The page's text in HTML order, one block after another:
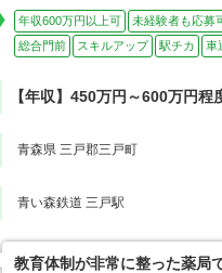
年収600万円以上可 未経験者も応募
総合門前
スキルアップ 駅チカ 車
【年収】450万円～600万円
青森県 三戸郡三戸町
青い森鉄道 三戸駅
教育体制が非常に整った薬局